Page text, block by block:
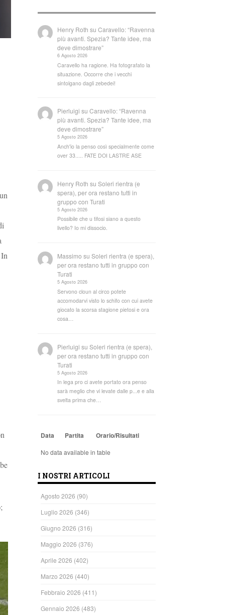
Henry Roth suCaravello: “Ravenna
più avanti. Spezia? Tante idee, ma
deve dimostrare”
6 Agosto 2026
Caravello ha ragione. Ha fotografato la
situazione. Occorre che i vecchi
sintolgano dagli zebedei!
Pierluigi suCaravello: “Ravenna
più avanti. Spezia? Tante idee, ma
deve dimostrare”
5 Agosto 2026
Anch'io la penso così specialmente come
over 33..... FATE DOI LASTRE ASE
Henry Roth suSoleri rientra (e
spera), per ora restano tutti in
gruppo con Turati
5 Agosto 2026
Possibile che u tifosi siano a questo
livello? Io mi dissocio.
Massimo suSoleri rientra (e spera),
per ora restano tutti in gruppo con
Turati
5 Agosto 2026
Servono cloun al circo potete
accomodarvi visto lo schifo con cui avete
giocato la scorsa stagione pietosi e ora
cosa…
Pierluigi suSoleri rientra (e spera),
per ora restano tutti in gruppo con
Turati
5 Agosto 2026
In lega pro ci avete portato ora penso
sarà meglio che vi levate dalle p...e e alla
svelta prima che…
Data Partita Orario/Risultati
No data available in table
I NOSTRI ARTICOLI
Agosto 2026 (90)
Luglio 2026 (346)
Giugno 2026 (316)
Maggio 2026 (376)
Aprile 2026 (402)
Marzo 2026 (440)
Febbraio 2026 (411)
Gennaio 2026 (483)